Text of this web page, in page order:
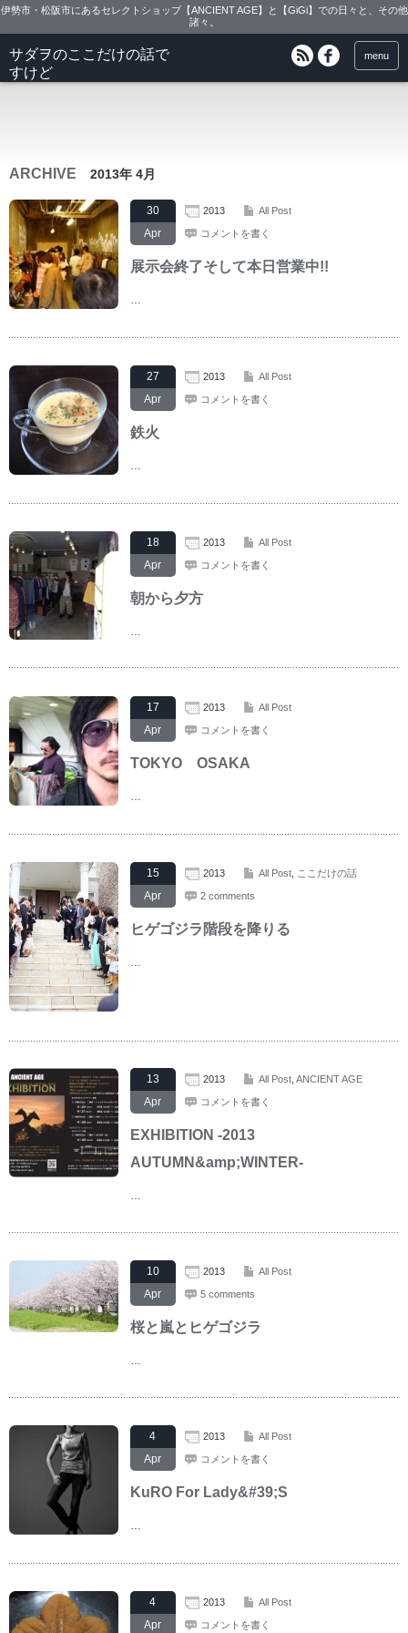
伊勢市・松阪市にあるセレクトショップ【ANCIENT AGE】と【GiGi】での日々と、その他
諸々。
サダヲのここだけの話で
すけど
menu
ARCHIVE 2013年 4月
30
Apr
2013 All Post
コメントを書く
展示会終了そして本日営業中!!
…
27
Apr
2013 All Post
コメントを書く
鉄火
…
18
Apr
2013 All Post
コメントを書く
朝から夕方
17
Apr
2013 All Post
コメントを書く
TOKYO OSAKA
…
15
Apr
2013 All Post, ここだけの話
2 comments
ヒゲゴジラ階段を降りる
…
13
Apr
2013 All Post, ANCIENT AGE
コメントを書く
EXHIBITION -2013
AUTUMN&amp;WINTER-
10
Apr
2013 All Post
5 comments
桜と嵐とヒゲゴジラ
4
Apr
2013 All Post
コメントを書く
KuRO For Lady&#39;S
4
Apr
2013 All Post
コメントを書く